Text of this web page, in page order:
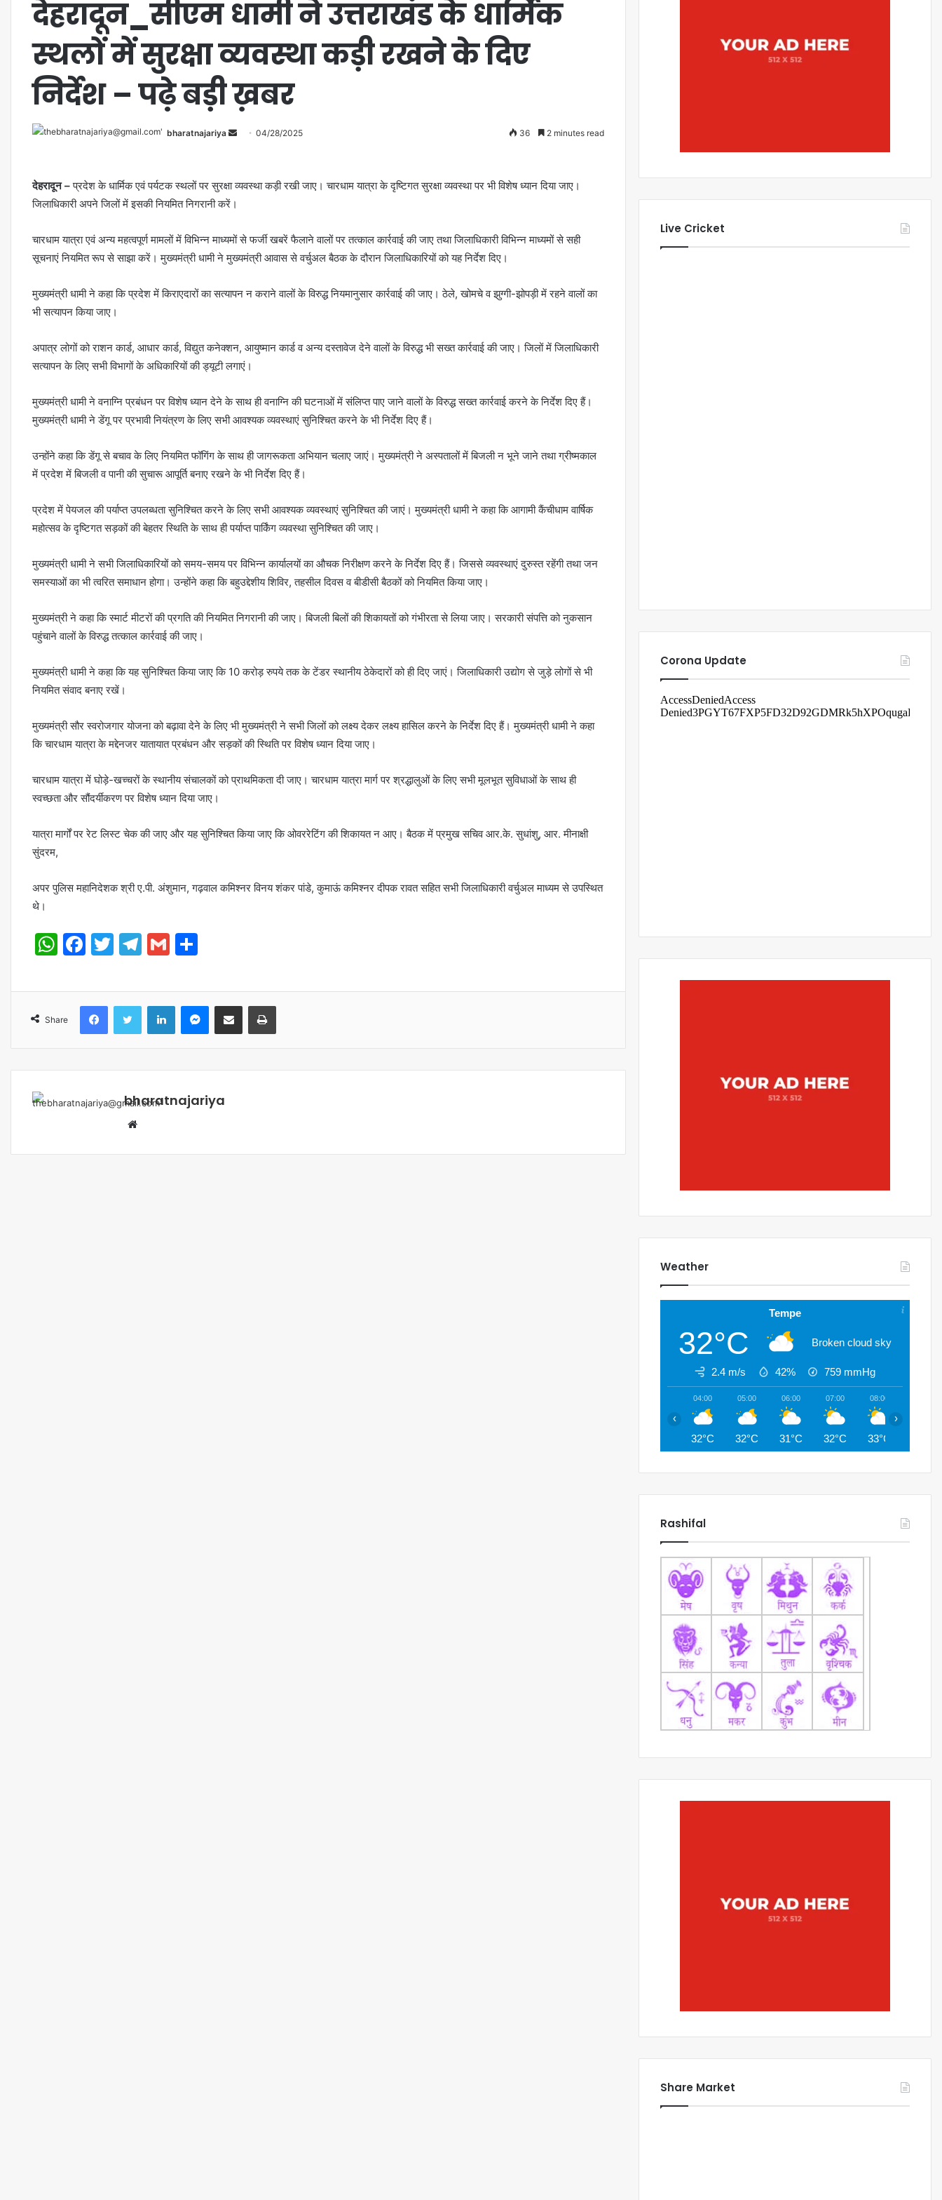
देहरादून_सीएम धामी ने उत्तराखंड के धार्मिक
स्थलों में सुरक्षा व्यवस्था कड़ी रखने के दिए
निर्देश – पढ़े बड़ी ख़बर
bharatnajariya 04/28/2025 36 2 minutes read
देहरादून –प्रदेश के धार्मिक एवं पर्यटक स्थलों पर सुरक्षा व्यवस्था कड़ी रखी जाए। चारधाम यात्रा के दृष्टिगत सुरक्षा व्यवस्था पर भी विशेष ध्यान दिया जाए।
जिलाधिकारी अपने जिलों में इसकी नियमित निगरानी करें।
चारधाम यात्रा एवं अन्य महत्वपूर्ण मामलों में विभिन्न माध्यमों से फर्जी खबरें फैलाने वालों पर तत्काल कार्रवाई की जाए तथा जिलाधिकारी विभिन्न माध्यमों से सही
सूचनाएं नियमित रूप से साझा करें। मुख्यमंत्री धामी ने मुख्यमंत्री आवास से वर्चुअल बैठक के दौरान जिलाधिकारियों को यह निर्देश दिए।
मुख्यमंत्री धामी ने कहा कि प्रदेश में किराएदारों का सत्यापन न कराने वालों के विरुद्ध नियमानुसार कार्रवाई की जाए। ठेले, खोमचे व झुग्गी-झोपड़ी में रहने वालों का
भी सत्यापन किया जाए।
अपात्र लोगों को राशन कार्ड, आधार कार्ड, विद्युत कनेक्शन, आयुष्मान कार्ड व अन्य दस्तावेज देने वालों के विरुद्ध भी सख्त कार्रवाई की जाए। जिलों में जिलाधिकारी
सत्यापन के लिए सभी विभागों के अधिकारियों की ड्यूटी लगाएं।
मुख्यमंत्री धामी ने वनाग्नि प्रबंधन पर विशेष ध्यान देने के साथ ही वनाग्नि की घटनाओं में संलिप्त पाए जाने वालों के विरुद्ध सख्त कार्रवाई करने के निर्देश दिए हैं।
मुख्यमंत्री धामी ने डेंगू पर प्रभावी नियंत्रण के लिए सभी आवश्यक व्यवस्थाएं सुनिश्चित करने के भी निर्देश दिए हैं।
उन्होंने कहा कि डेंगू से बचाव के लिए नियमित फॉगिंग के साथ ही जागरूकता अभियान चलाए जाएं। मुख्यमंत्री ने अस्पतालों में बिजली न भूने जाने तथा ग्रीष्मकाल
में प्रदेश में बिजली व पानी की सुचारू आपूर्ति बनाए रखने के भी निर्देश दिए हैं।
प्रदेश में पेयजल की पर्याप्त उपलब्धता सुनिश्चित करने के लिए सभी आवश्यक व्यवस्थाएं सुनिश्चित की जाएं। मुख्यमंत्री धामी ने कहा कि आगामी कैंचीधाम वार्षिक
महोत्सव के दृष्टिगत सड़कों की बेहतर स्थिति के साथ ही पर्याप्त पार्किंग व्यवस्था सुनिश्चित की जाए।
मुख्यमंत्री धामी ने सभी जिलाधिकारियों को समय-समय पर विभिन्न कार्यालयों का औचक निरीक्षण करने के निर्देश दिए हैं। जिससे व्यवस्थाएं दुरुस्त रहेंगी तथा जन
समस्याओं का भी त्वरित समाधान होगा। उन्होंने कहा कि बहुउद्देशीय शिविर, तहसील दिवस व बीडीसी बैठकों को नियमित किया जाए।
मुख्यमंत्री ने कहा कि स्मार्ट मीटरों की प्रगति की नियमित निगरानी की जाए। बिजली बिलों की शिकायतों को गंभीरता से लिया जाए। सरकारी संपत्ति को नुकसान
पहुंचाने वालों के विरुद्ध तत्काल कार्रवाई की जाए।
मुख्यमंत्री धामी ने कहा कि यह सुनिश्चित किया जाए कि 10 करोड़ रुपये तक के टेंडर स्थानीय ठेकेदारों को ही दिए जाएं। जिलाधिकारी उद्योग से जुड़े लोगों से भी
नियमित संवाद बनाए रखें।
मुख्यमंत्री सौर स्वरोजगार योजना को बढ़ावा देने के लिए भी मुख्यमंत्री ने सभी जिलों को लक्ष्य देकर लक्ष्य हासिल करने के निर्देश दिए हैं। मुख्यमंत्री धामी ने कहा
कि चारधाम यात्रा के मद्देनजर यातायात प्रबंधन और सड़कों की स्थिति पर विशेष ध्यान दिया जाए।
चारधाम यात्रा में घोड़े-खच्चरों के स्थानीय संचालकों को प्राथमिकता दी जाए। चारधाम यात्रा मार्ग पर श्रद्धालुओं के लिए सभी मूलभूत सुविधाओं के साथ ही
स्वच्छता और सौंदर्यीकरण पर विशेष ध्यान दिया जाए।
यात्रा मार्गों पर रेट लिस्ट चेक की जाए और यह सुनिश्चित किया जाए कि ओवररेटिंग की शिकायत न आए। बैठक में प्रमुख सचिव आर.के. सुधांशु, आर. मीनाक्षी
सुंदरम,
अपर पुलिस महानिदेशक श्री ए.पी. अंशुमान, गढ़वाल कमिश्नर विनय शंकर पांडे, कुमाऊं कमिश्नर दीपक रावत सहित सभी जिलाधिकारी वर्चुअल माध्यम से उपस्थित
थे।
WhatsApp
Facebook
Twitter
Telegram
Gmail
Share
bharatnajariya
Live Cricket
Corona Update
Weather
Tempe
32°C Broken cloud sky
2.4 m/s 42% 759 mmHg
04:00
32°C
05:00
32°C
06:00
31°C
07:00
32°C
08:00
33°C
‹ ›
Rashifal
Share Market